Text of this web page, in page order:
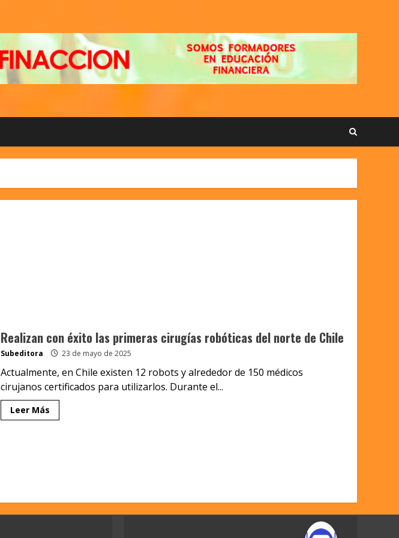
Realizan con éxito las primeras cirugías robóticas del norte de Chile
Subeditora 23 de mayo de 2025
Actualmente, en Chile existen 12 robots y alrededor de 150 médicos
cirujanos certificados para utilizarlos. Durante el...
Leer Más